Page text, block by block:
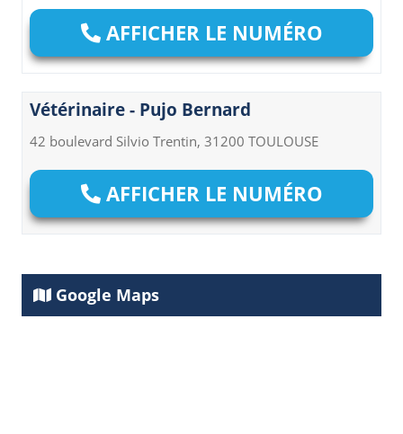
AFFICHER LE NUMÉRO
Vétérinaire - Pujo Bernard
42 boulevard Silvio Trentin, 31200 TOULOUSE
AFFICHER LE NUMÉRO
Google Maps